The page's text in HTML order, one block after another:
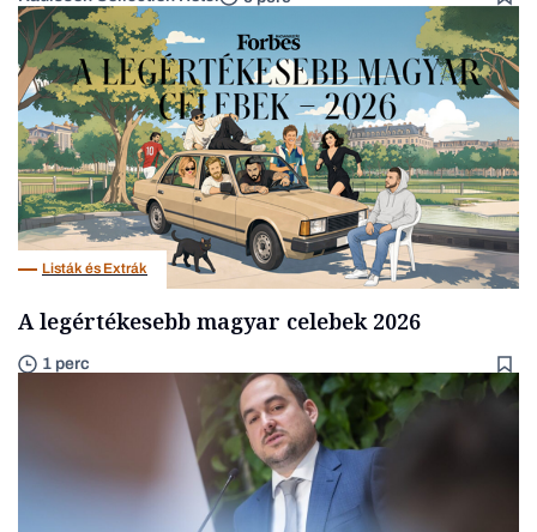
Listák és Extrák
A legértékesebb magyar celebek 2026
1 perc